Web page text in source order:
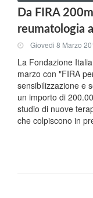
Da FIRA
reumatologia
Giovedi 8 Marzo
La Fondazione
marzo con "FIRA
sensibilizzazione e
un importo di
studio di nuove
che colpiscono in